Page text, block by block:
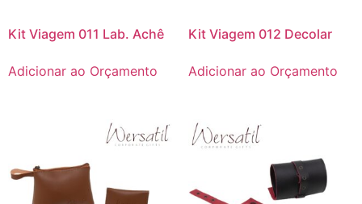
Kit Viagem 011 Lab. Achê
Adicionar ao Orçamento
Kit Viagem 012 Decolar
Adicionar ao Orçamento